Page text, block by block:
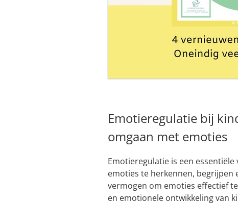
Emotieregulatie bij
omgaan met emoties
Emotieregulatie is een
emoties te herkennen, begrijpen
vermogen om emoties effectief
en emotionele ontwikkeling van